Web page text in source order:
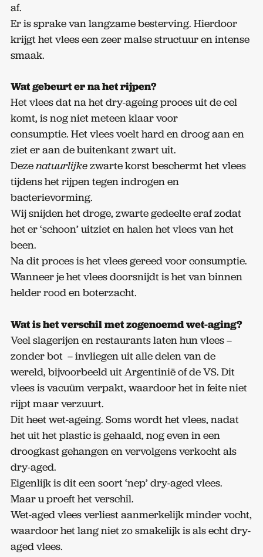
af.
Er is sprake van langzame besterving. Hierdoor
krijgt het vlees een zeer malse structuur en intense
smaak.
Wat gebeurt er na het rijpen?
Het vlees dat na het dry-ageing proces uit de cel
komt, is nog niet meteen klaar voor
consumptie. Het vlees voelt hard en droog aan en
ziet er aan de buitenkant zwart uit.
Dezenatuurlijkezwarte korst beschermt het vlees
tijdens het rijpen tegen indrogen en
bacterievorming.
Wij snijden het droge, zwarte gedeelte eraf zodat
het er ‘schoon’ uitziet en halen het vlees van het
been.
Na dit proces is het vlees gereed voor consumptie.
Wanneer je het vlees doorsnijdt is het van binnen
helder rood en boterzacht.
Wat is het verschil met zogenoemd wet-aging?
Veel slagerijen en restaurants laten hun vlees –
zonder bot – invliegen uit alle delen van de
wereld, bijvoorbeeld uit Argentinië of de VS. Dit
vlees is vacuüm verpakt, waardoor het in feite niet
rijpt maar verzuurt.
Dit heet wet-ageing. Soms wordt het vlees, nadat
het uit het plastic is gehaald, nog even in een
droogkast gehangen en vervolgens verkocht als
dry-aged.
Eigenlijk is dit een soort ‘nep’ dry-aged vlees.
Maar u proeft het verschil.
Wet-aged vlees verliest aanmerkelijk minder vocht,
waardoor het lang niet zo smakelijk is als echt dry-
aged vlees.